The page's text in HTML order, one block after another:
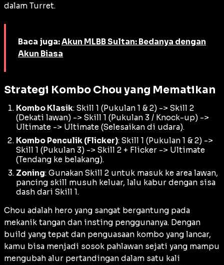
dalam Turret.
Baca juga:Akun MLBB Sultan: Bedanya dengan
Akun Biasa
Strategi Kombo Chou yang Mematikan
Kombo Klasik: Skill 1 (Pukulan 1 & 2) -> Skill 2
(Dekati lawan) -> Skill 1 (Pukulan 3 / Knock-up) ->
Ultimate -> Ultimate (Selesaikan di udara).
Kombo Penculik (Flicker): Skill 1 (Pukulan 1 & 2) ->
Skill 1 (Pukulan 3) -> Skill 2 + Flicker -> Ultimate
(Tendang ke belakang).
Zoning: Gunakan Skill 2 untuk masuk ke area lawan,
pancing skill musuh keluar, lalu kabur dengan sisa
dash dari Skill 1.
Chou adalah hero yang sangat bergantung pada
mekanik tangan dan insting penggunanya. Dengan
build yang tepat dan penguasaan kombo yang lancar,
kamu bisa menjadi sosok pahlawan sejati yang mampu
mengubah alur pertandingan dalam satu kali